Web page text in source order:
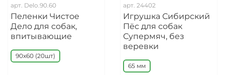
арт. Delo.90.60
Пеленки Чистое
Дело для собак,
впитывающие
90х60 (20шт)
арт. 24402
Игрушка Сибирский
Пёс для собак
Супермяч, без
веревки
65 мм